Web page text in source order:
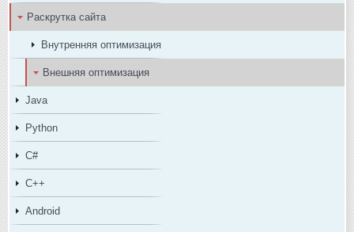
Раскрутка сайта
Внутренняя оптимизация
Внешняя оптимизация
Java
Python
C#
C++
Android